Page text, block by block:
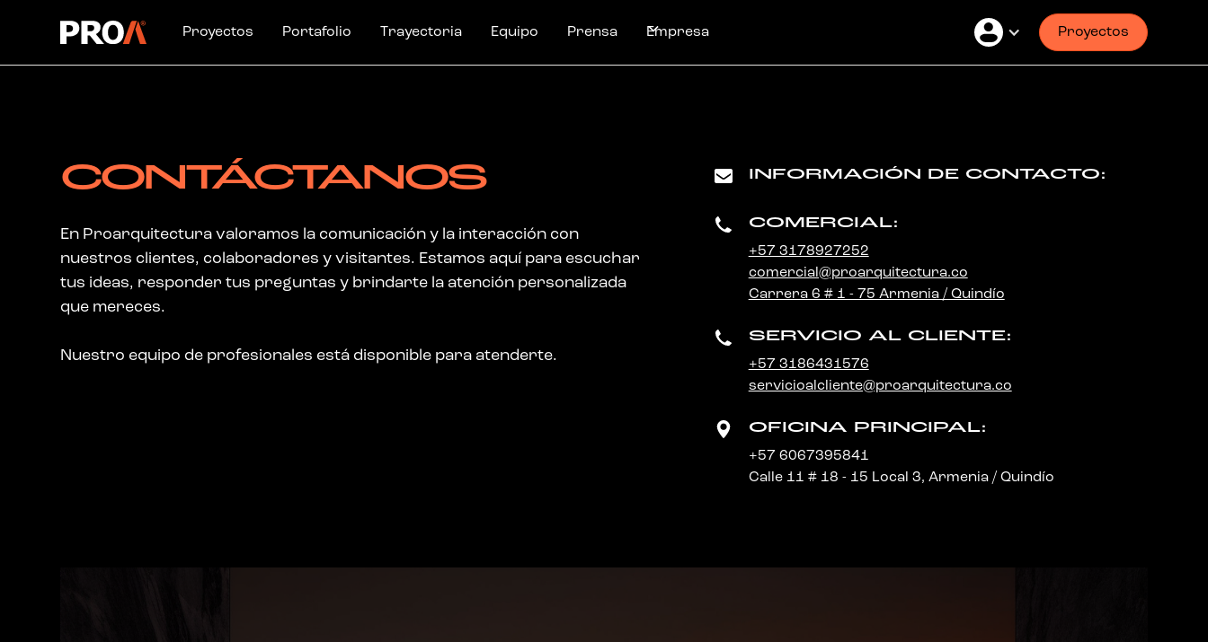
Proyectos Portafolio Trayectoria Equipo Prensa Empresa Proyectos
CONTÁCTANOS
En Proarquitectura valoramos la comunicación y la interacción con
nuestros clientes, colaboradores y visitantes. Estamos aquí para escuchar
tus ideas, responder tus preguntas y brindarte la atención personalizada
que mereces.
Nuestro equipo de profesionales está disponible para atenderte.
INFORMACIÓN DE CONTACTO:
COMERCIAL:
+57 3178927252
comercial@proarquitectura.co
Carrera 6 # 1 - 75 Armenia / Quindío
SERVICIO AL CLIENTE:
+57 3186431576
servicioalcliente@proarquitectura.co
OFICINA PRINCIPAL:
+57 6067395841
Calle 11 # 18 - 15 Local 3, Armenia / Quindío